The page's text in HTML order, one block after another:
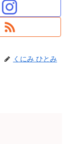
くにみ ひとみ